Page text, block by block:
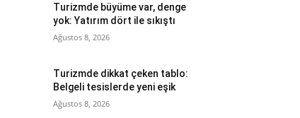
Turizmde büyüme var, denge
yok: Yatırım dört ile sıkıştı
Ağustos 8, 2026
Turizmde dikkat çeken tablo:
Belgeli tesislerde yeni eşik
Ağustos 8, 2026